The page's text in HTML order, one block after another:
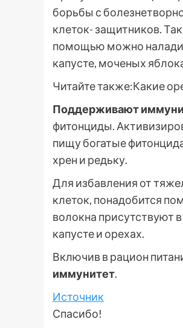
борьбы с
клеток- защитников.
помощью можно
капусте, моченых
Читайте также:Какие
Поддерживают
фитонциды.
пищу богатые
хрен и редьку.
Для избавления от
клеток, понадобится
волокна присутствуют
капусте и орехах.
Включив в рацион
иммунитет.
Источник
Спасибо!